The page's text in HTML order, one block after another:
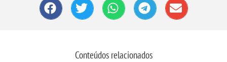
Conteúdos relacionados